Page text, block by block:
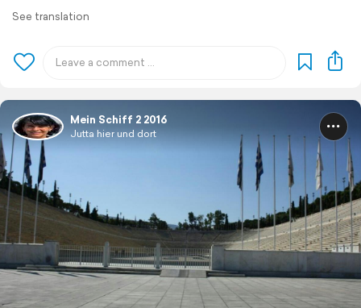
See translation
Mein Schiff 2 2016
Jutta hier und dort